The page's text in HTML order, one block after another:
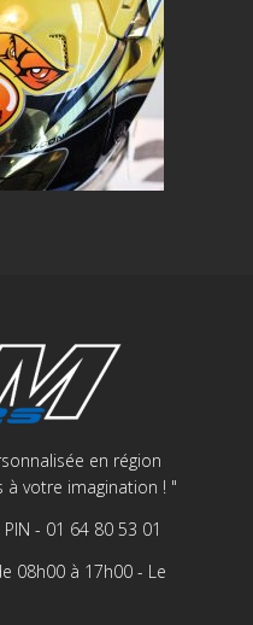
en région
à votre imagination ! "
- 01 64 80 53 01
08h00 à 17h00 - Le